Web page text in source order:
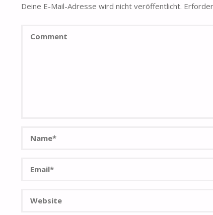
Deine E-Mail-Adresse wird nicht veröffentlicht.